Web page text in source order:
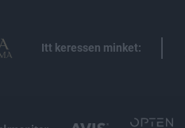
Itt keressen minket: